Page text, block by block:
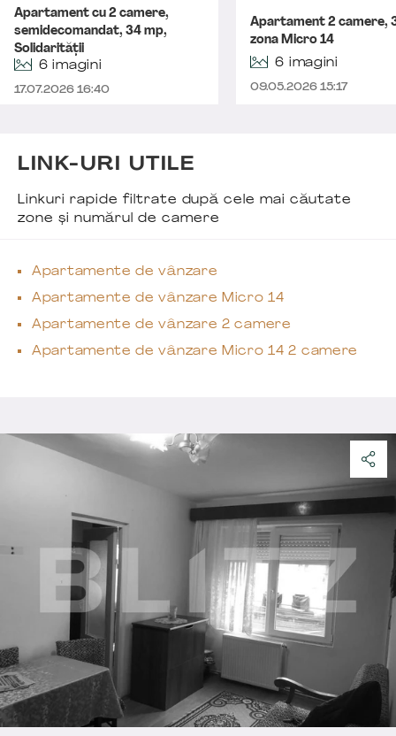
Apartament cu 2 camere,
semidecomandat, 34 mp,
Solidarității
6 imagini
17.07.2026 16:40
Apartament 2 camere,
zona Micro 14
6 imagini
09.05.2026 15:17
LINK-URI UTILE
Linkuri rapide filtrate după cele mai căutate
zone și numărul de camere
Apartamente de vânzare
Apartamente de vânzare Micro 14
Apartamente de vânzare 2 camere
Apartamente de vânzare Micro 14 2 camere